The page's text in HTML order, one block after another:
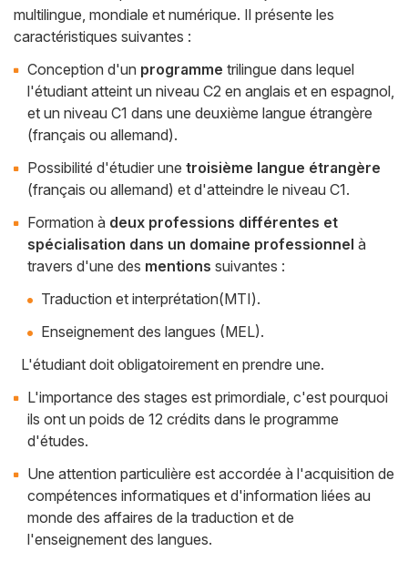
multilingue, mondiale et numérique. Il présente les
caractéristiques suivantes :
Conception d'un programme trilingue dans lequel
l'étudiant atteint un niveau C2 en anglais et en espagnol,
et un niveau C1 dans une deuxième langue étrangère
(français ou allemand).
Possibilité d'étudier une troisième langue étrangère
(français ou allemand) et d'atteindre le niveau C1.
Formation à deux professions différentes et
spécialisation dans un domaine professionnel à
travers d'une des mentions suivantes :
Traduction et interprétation(MTI).
Enseignement des langues (MEL).
L'étudiant doit obligatoirement en prendre une.
L'importance des stages est primordiale, c'est pourquoi
ils ont un poids de 12 crédits dans le programme
d'études.
Une attention particulière est accordée à l'acquisition de
compétences informatiques et d'information liées au
monde des affaires de la traduction et de
l'enseignement des langues.